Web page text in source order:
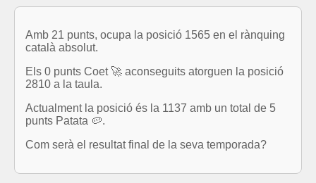
Amb 21 punts, ocupa la posició 1565 en el rànquing
català absolut.
Els 0 punts Coet 🚀 aconseguits atorguen la posició
2810 a la taula.
Actualment la posició és la 1137 amb un total de 5
punts Patata 🥔.
Com serà el resultat final de la seva temporada?